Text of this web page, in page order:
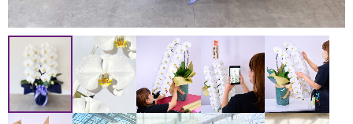
2026年7月13日
連日の猛暑により、品質保持が困難なため、下記地域への
お届けを一時的に見送らせていただきます。
お客様にはご迷惑をおかけし大変申し訳ございませんが、
何卒ご理解賜りますようお願い申し上げます。
【配送停止の地域】
→ 8月13～16日を含む全ての日時指定が可能です。
8月12日 お昼12：00以降
→ 最短お届けは8月18日（遠方19日）となります。
●彩華のワルツ・特注・アレンジ・花束
8月10日 お昼12：00迄